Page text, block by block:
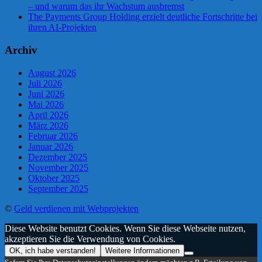
– und warum das ihr Wachstum ausbremst
The Payments Group Holding erzielt deutliche Fortschritte bei
ihren AI-Projekten
Archiv
August 2026
Juli 2026
Juni 2026
Mai 2026
April 2026
März 2026
Februar 2026
Januar 2026
Dezember 2025
November 2025
Oktober 2025
September 2025
© Geld verdienen mit Webprojekten
Diese Website benutzt Cookies. Wenn Sie diese Webseite nutzen,
akzeptieren Sie die Verwendung von Cookies.
OK, ich habe verstanden!
Weitere Informationen